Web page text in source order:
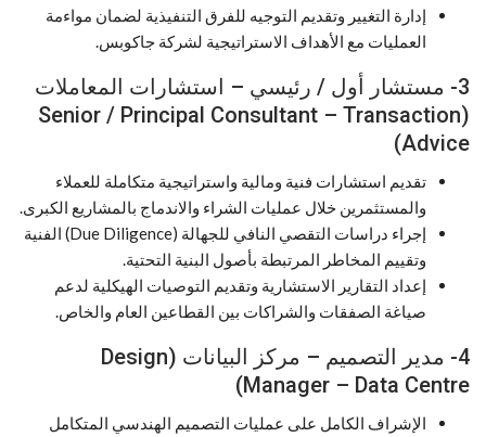
إدارة التغيير وتقديم التوجيه للفرق التنفيذية لضمان مواءمة
العمليات مع الأهداف الاستراتيجية لشركة جاكوبس.
3- مستشار أول / رئيسي – استشارات المعاملات
(Senior / Principal Consultant – Transaction
Advice)
تقديم استشارات فنية ومالية واستراتيجية متكاملة للعملاء
والمستثمرين خلال عمليات الشراء والاندماج بالمشاريع الكبرى.
إجراء دراسات التقصي النافي للجهالة (Due Diligence) الفنية
وتقييم المخاطر المرتبطة بأصول البنية التحتية.
إعداد التقارير الاستشارية وتقديم التوصيات الهيكلية لدعم
صياغة الصفقات والشراكات بين القطاعين العام والخاص.
4- مدير التصميم – مركز البيانات (Design
Manager – Data Centre)
الإشراف الكامل على عمليات التصميم الهندسي المتكامل